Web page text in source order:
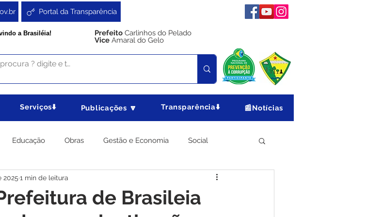
Portal da Transparência
a Brasiléia! Prefeito Carlinhos do Pelado
Vice Amaral do Gelo
Serviços⬇️ Publicações 🔽 Transparência⬇️ 📰Notícias
Educação Obras Gestão e Economia Social
Agricultura e Produção Meio Ambiente
de Brasileia
2025 1 min de leitura